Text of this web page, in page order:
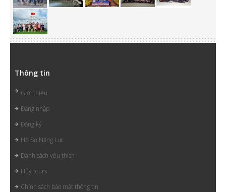
Thông tin
Giới thiệu
Đăng nhập
Đăng ký
Hồ Sơ Năng Lực
Danh sách yêu thích
Hủy tours
Chính sách bảo mật thông tin